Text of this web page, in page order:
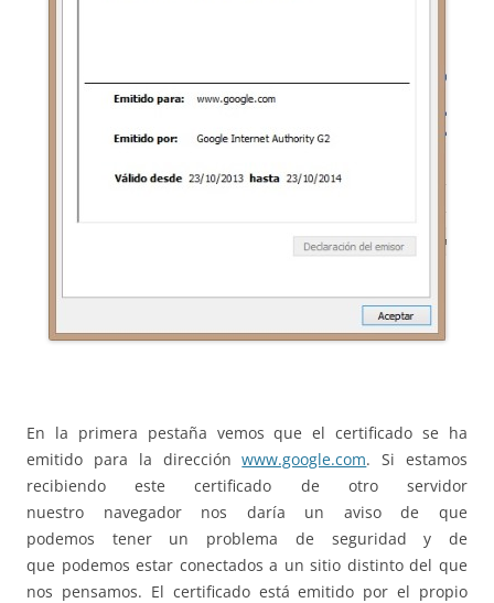
En la primera pestaña vemos que el certificado se ha
emitido para la direcciónwww.google.com. Si estamos
recibiendo este certificado de otro servidor
nuestro navegador nos daría un aviso de que
podemos tener un problema de seguridad y de
que podemos estar conectados a un sitio distinto del que
nos pensamos. El certificado está emitido por el propio